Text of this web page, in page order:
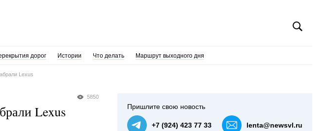
дорог Истории Что делать Маршрут выходного дня
Lexus
5850
Lexus Пришлите свою новость
+7 (924) 423 77 33 lenta@newsvl.ru